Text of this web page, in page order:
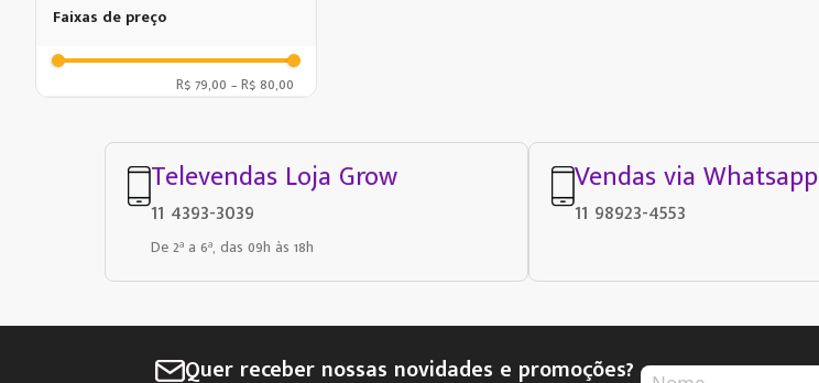
Faixas de preço
R$ 79,00 –R$ 80,00
Televendas Loja Grow
11 4393-3039
De 2ª a 6ª, das 09h às 18h
Vendas via Whatsapp
11 98923-4553
Quer receber nossas novidades e promoções?